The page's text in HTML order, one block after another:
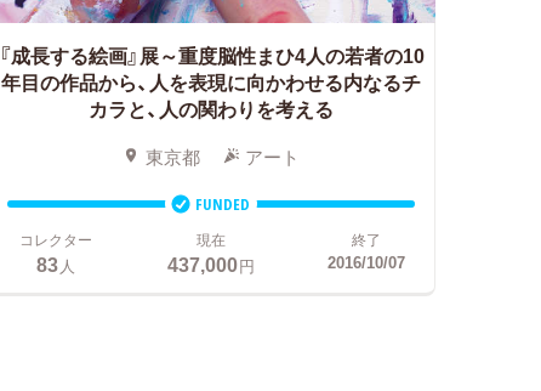
『成長する絵画』展～重度脳性まひ4人の若者の10
年目の作品から、人を表現に向かわせる内なるチ
カラと、人の関わりを考える
東京都 アート
FUNDED
コレクター
83人
現在
437,000円
終了
2016/10/07